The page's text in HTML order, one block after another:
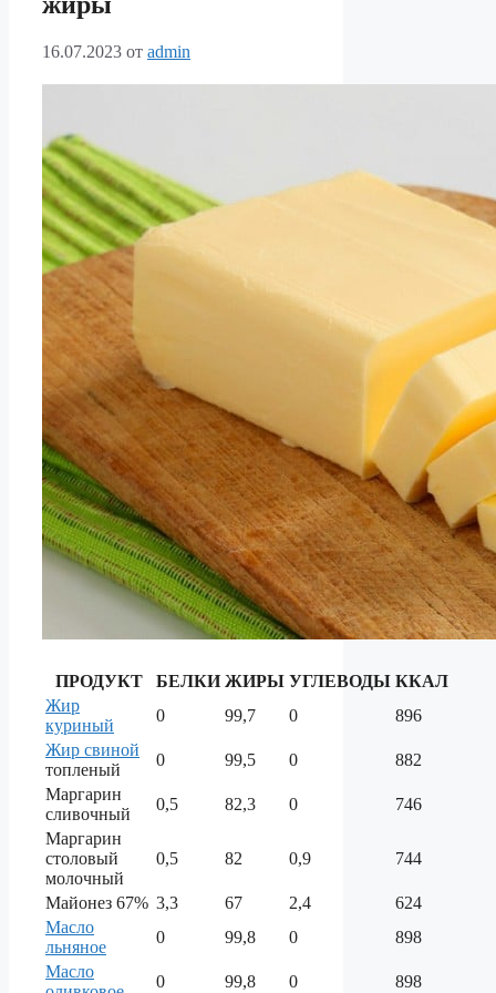
16.07.2023 от admin
ПРОДУКТ БЕЛКИ ЖИРЫ УГЛЕВОДЫ ККАЛ
Жир
куриный
0 99,7 0
896
Жир свиной
топленый
0 99,5 0
882
Маргарин
сливочный
0,5 82,3 0
746
Маргарин
столовый
молочный
0,5 82 0,9 744
Майонез 67% 3,3 67 2,4
624
Масло
льняное
0 99,8 0
898
Масло
0 99,8 0 898